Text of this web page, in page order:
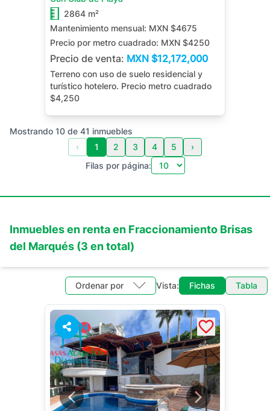
2864 m²
Mantenimiento mensual: MXN $4675
Precio por metro cuadrado: MXN $4250
Precio de venta: MXN $12,172,000
Terreno con uso de suelo residencial y
turístico hotelero. Precio metro cuadrado
$4,250
Mostrando 10 de 41 inmuebles
‹
1 2 3 4 5
›
Filas por página:
Inmuebles en rentaen Fraccionamiento Brisas
del Marqués (3 en total)
Ordenar por Vista: Fichas Tabla
14